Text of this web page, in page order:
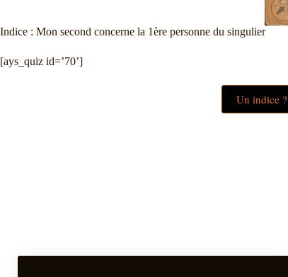
Indice : Mon second concerne la 1ère personne du singulier
[ays_quiz id=’70’]
Un indice ?